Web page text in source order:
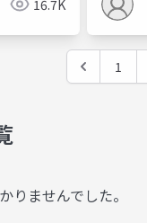
16.7K
1
りませんでした。